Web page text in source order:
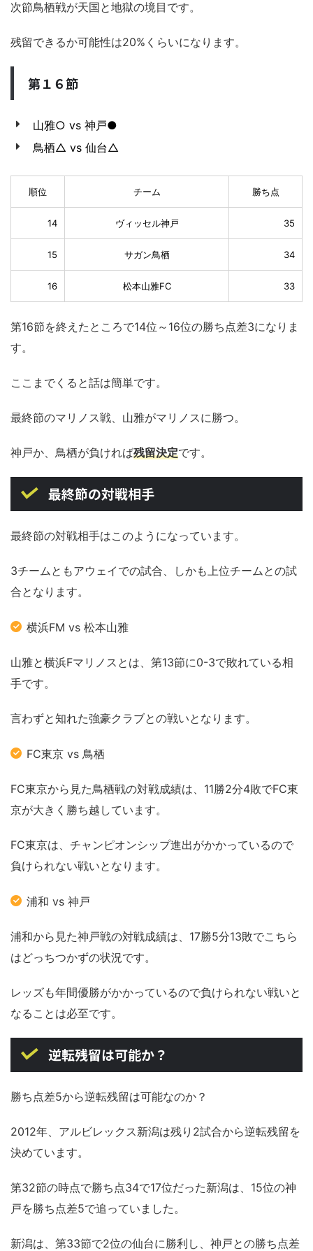
次節鳥栖戦が天国と地獄の境目です。
残留できるか可能性は20%くらいになります。
第１６節
山雅○ vs 神戸●
鳥栖△ vs 仙台△
順位 チーム 勝ち点
14 ヴィッセル神戸 35
15 サガン鳥栖 34
16 松本山雅FC 33
第16節を終えたところで14位～16位の勝ち点差3になりま
す。
ここまでくると話は簡単です。
最終節のマリノス戦、山雅がマリノスに勝つ。
神戸か、鳥栖が負ければ残留決定です。
最終節の対戦相手
最終節の対戦相手はこのようになっています。
3チームともアウェイでの試合、しかも上位チームとの試
合となります。
横浜FM vs 松本山雅
山雅と横浜Fマリノスとは、第13節に0-3で敗れている相
手です。
言わずと知れた強豪クラブとの戦いとなります。
FC東京 vs 鳥栖
FC東京から見た鳥栖戦の対戦成績は、11勝2分4敗でFC東
京が大きく勝ち越しています。
FC東京は、チャンピオンシップ進出がかかっているので
負けられない戦いとなります。
浦和 vs 神戸
浦和から見た神戸戦の対戦成績は、17勝5分13敗でこちら
はどっちつかずの状況です。
レッズも年間優勝がかかっているので負けられない戦いと
なることは必至です。
逆転残留は可能か？
勝ち点差5から逆転残留は可能なのか？
2012年、アルビレックス新潟は残り2試合から逆転残留を
決めています。
第32節の時点で勝ち点34で17位だった新潟は、15位の神
戸を勝ち点差5で追っていました。
新潟は、第33節で2位の仙台に勝利し、神戸との勝ち点差